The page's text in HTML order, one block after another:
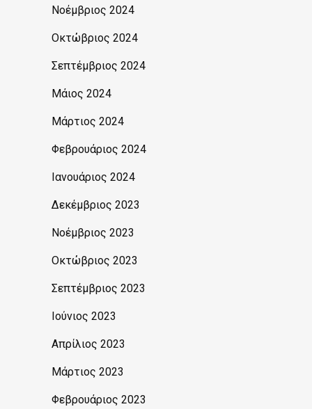
Νοέμβριος 2024
Οκτώβριος 2024
Σεπτέμβριος 2024
Μάιος 2024
Μάρτιος 2024
Φεβρουάριος 2024
Ιανουάριος 2024
Δεκέμβριος 2023
Νοέμβριος 2023
Οκτώβριος 2023
Σεπτέμβριος 2023
Ιούνιος 2023
Απρίλιος 2023
Μάρτιος 2023
Φεβρουάριος 2023